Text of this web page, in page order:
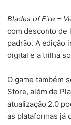
Blades of Fire –
com desconto de
padrão. A edição
digital e a trilha
O game também
Store, além de
atualização 2.0
as plataformas já